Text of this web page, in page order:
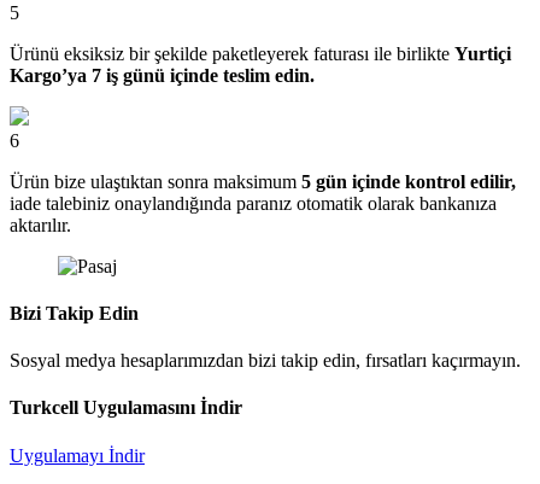
5
Ürünü eksiksiz bir şekilde paketleyerek faturası ile birlikte Yurtiçi
Kargo’ya 7 iş günü içinde teslim edin.
6
Ürün bize ulaştıktan sonra maksimum 5 gün içinde kontrol edilir,
iade talebiniz onaylandığında paranız otomatik olarak bankanıza
aktarılır.
Bizi Takip Edin
Sosyal medya hesaplarımızdan bizi takip edin, fırsatları kaçırmayın.
Turkcell Uygulamasını İndir
Uygulamayı İndir